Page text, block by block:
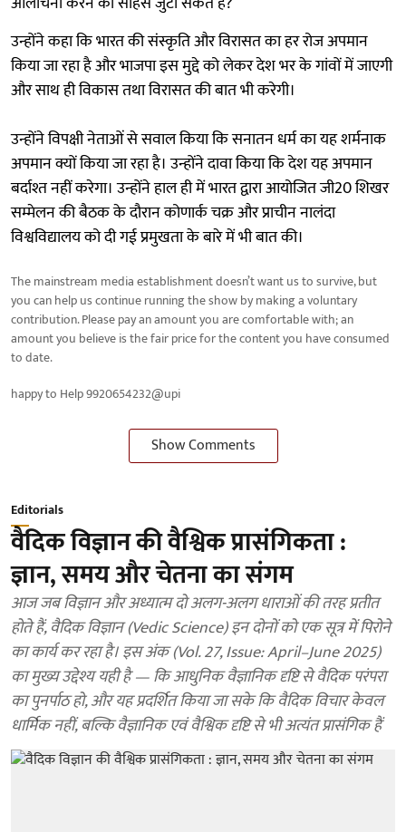
उन्होंने कहा कि भारत की संस्कृति और विरासत का हर रोज अपमान
किया जा रहा है और भाजपा इस मुद्दे को लेकर देश भर के गांवों में जाएगी
और साथ ही विकास तथा विरासत की बात भी करेगी।
उन्होंने विपक्षी नेताओं से सवाल किया कि सनातन धर्म का यह शर्मनाक
अपमान क्यों किया जा रहा है। उन्होंने दावा किया कि देश यह अपमान
बर्दाश्त नहीं करेगा। उन्होंने हाल ही में भारत द्वारा आयोजित जी20 शिखर
सम्मेलन की बैठक के दौरान कोणार्क चक्र और प्राचीन नालंदा
विश्वविद्यालय को दी गई प्रमुखता के बारे में भी बात की।
The mainstream media establishment doesn’t want us to survive, but
you can help us continue running the show by making a voluntary
contribution. Please pay an amount you are comfortable with; an
amount you believe is the fair price for the content you have consumed
to date.
happy to Help 9920654232@upi
Show Comments
Editorials
वैदिक विज्ञान की वैश्विक प्रासंगिकता :
ज्ञान, समय और चेतना का संगम
आज जब विज्ञान और अध्यात्म दो अलग-अलग धाराओं की तरह प्रतीत
होते हैं, वैदिक विज्ञान (Vedic Science) इन दोनों को एक सूत्र में पिरोने
का कार्य कर रहा है। इस अंक (Vol. 27, Issue: April–June 2025)
का मुख्य उद्देश्य यही है — कि आधुनिक वैज्ञानिक दृष्टि से वैदिक परंपरा
का पुनर्पाठ हो, और यह प्रदर्शित किया जा सके कि वैदिक विचार केवल
धार्मिक नहीं, बल्कि वैज्ञानिक एवं वैश्विक दृष्टि से भी अत्यंत प्रासंगिक हैं